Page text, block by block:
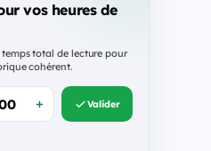
vos heures de
total de lecture pour
cohérent.
Valider